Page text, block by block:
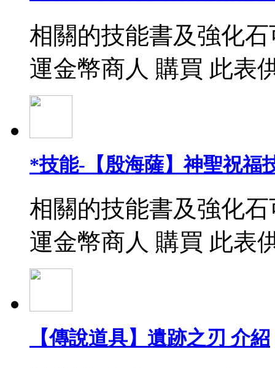
相關的技能書及強化
運金幣商人 購買 此表
*技能-【殷海薩】神聖祝福
相關的技能書及強化
運金幣商人 購買 此表
【傳說道具】遺跡之刃 介紹